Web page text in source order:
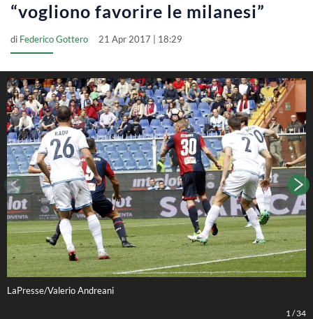
“vogliono favorire le milanesi”
di Federico Gottero 21 Apr 2017 | 18:29
LaPresse/Valerio Andreani
1 /34